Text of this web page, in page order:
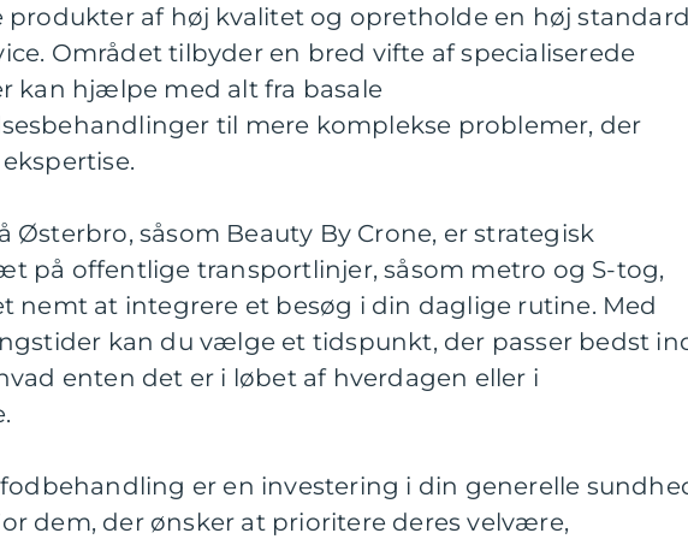
produkter af høj kvalitet og opretholde en høj standard
Området tilbyder en bred vifte af specialiserede
kan hjælpe med alt fra basale
til mere komplekse problemer, der
Østerbro, såsom Beauty By Crone, er strategisk
på offentlige transportlinjer, såsom metro og S-tog,
nemt at integrere et besøg i din daglige rutine. Med
kan du vælge et tidspunkt, der passer bedst
enten det er i løbet af hverdagen eller i
er en investering i din generelle
dem, der ønsker at prioritere deres velvære,